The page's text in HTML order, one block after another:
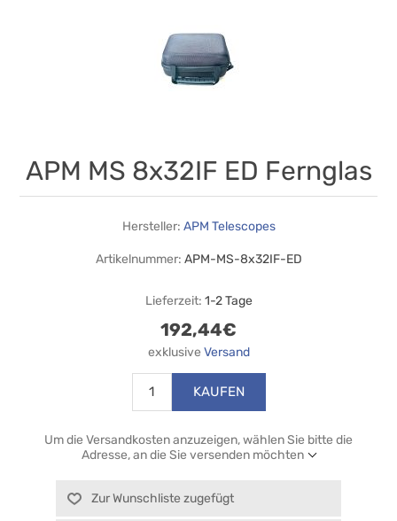
APM MS 8x32IF ED Fernglas
Hersteller: APM Telescopes
Artikelnummer: APM-MS-8x32IF-ED
Lieferzeit: 1-2 Tage
192,44€
exklusive Versand
KAUFEN
Um die Versandkosten anzuzeigen, wählen Sie bitte die
Adresse, an die Sie versenden möchten
Zur Wunschliste zugefügt